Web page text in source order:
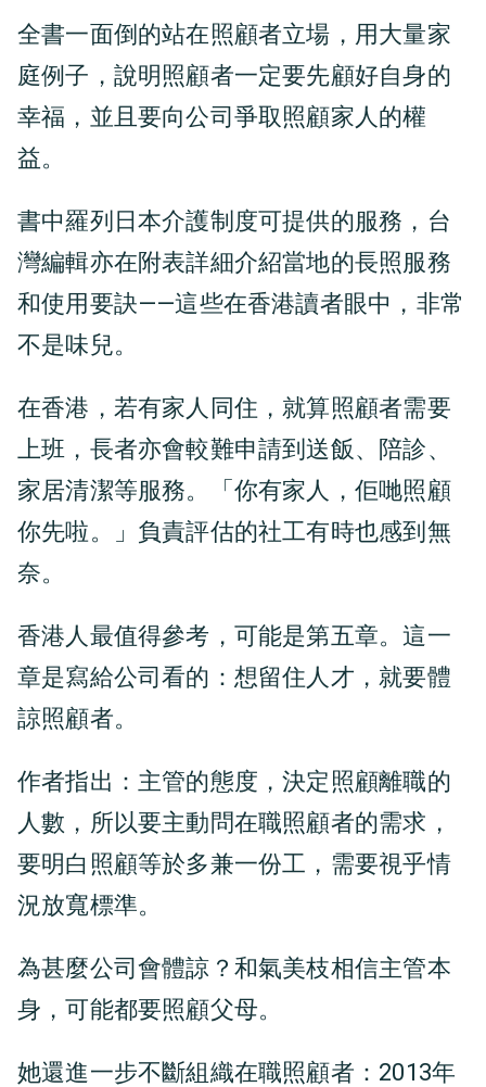
全書一面倒的站在照顧者立場，用大量家
庭例子，說明照顧者一定要先顧好自身的
幸福，並且要向公司爭取照顧家人的權
益。
書中羅列日本介護制度可提供的服務，台
灣編輯亦在附表詳細介紹當地的長照服務
和使用要訣——這些在香港讀者眼中，非常
不是味兒。
在香港，若有家人同住，就算照顧者需要
上班，長者亦會較難申請到送飯、陪診、
家居清潔等服務。「你有家人，佢哋照顧
你先啦。」負責評估的社工有時也感到無
奈。
香港人最值得參考，可能是第五章。這一
章是寫給公司看的：想留住人才，就要體
諒照顧者。
作者指出：主管的態度，決定照顧離職的
人數，所以要主動問在職照顧者的需求，
要明白照顧等於多兼一份工，需要視乎情
況放寬標準。
為甚麼公司會體諒？和氣美枝相信主管本
身，可能都要照顧父母。
她還進一步不斷組織在職照顧者：2013年